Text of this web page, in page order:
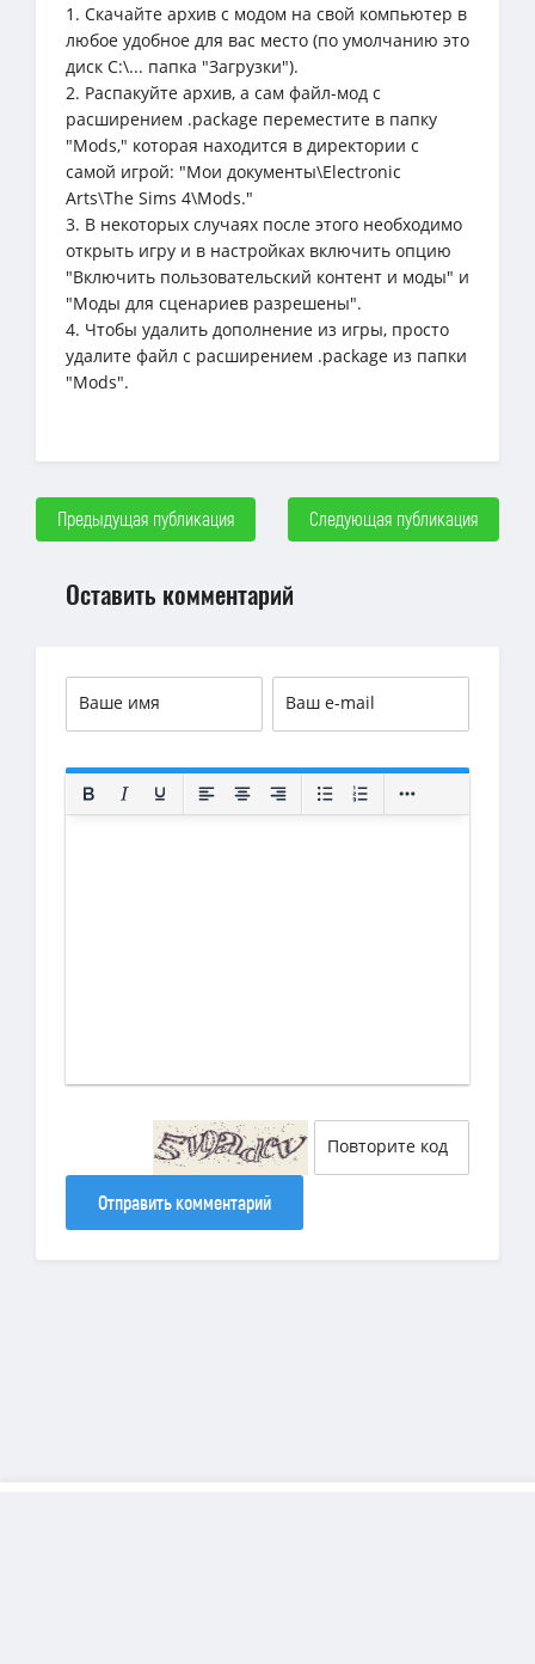
1. Скачайте архив с модом на свой компьютер в
любое удобное для вас место (по умолчанию это
диск C:\... папка "Загрузки").
2. Распакуйте архив, а сам файл-мод с
расширением .package переместите в папку
"Mods," которая находится в директории с
самой игрой: "Мои документы\Electronic
Arts\The Sims 4\Mods."
3. В некоторых случаях после этого необходимо
открыть игру и в настройках включить опцию
"Включить пользовательский контент и моды" и
"Моды для сценариев разрешены".
4. Чтобы удалить дополнение из игры, просто
удалите файл с расширением .package из папки
"Mods".
Предыдущая публикация Следующая публикация
Оставить комментарий
Отправить комментарий